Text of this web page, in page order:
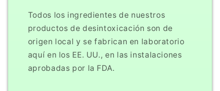
Todos los ingredientes de nuestros
productos de desintoxicación son de
origen local y se fabrican en laboratorio
aquí en los EE. UU., en las instalaciones
aprobadas por la FDA.